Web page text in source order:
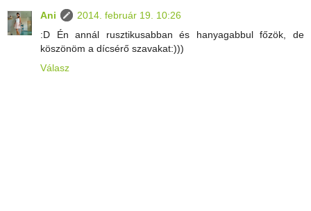
Ani
2014. február 19. 10:26
:D Én annál rusztikusabban és hanyagabbul főzök, de
köszönöm a dícsérő szavakat:)))
Válasz